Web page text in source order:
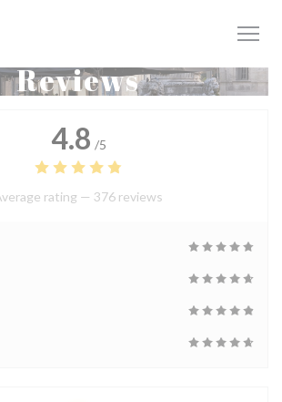
Reviews
4.8 /5
rating — 376 reviews